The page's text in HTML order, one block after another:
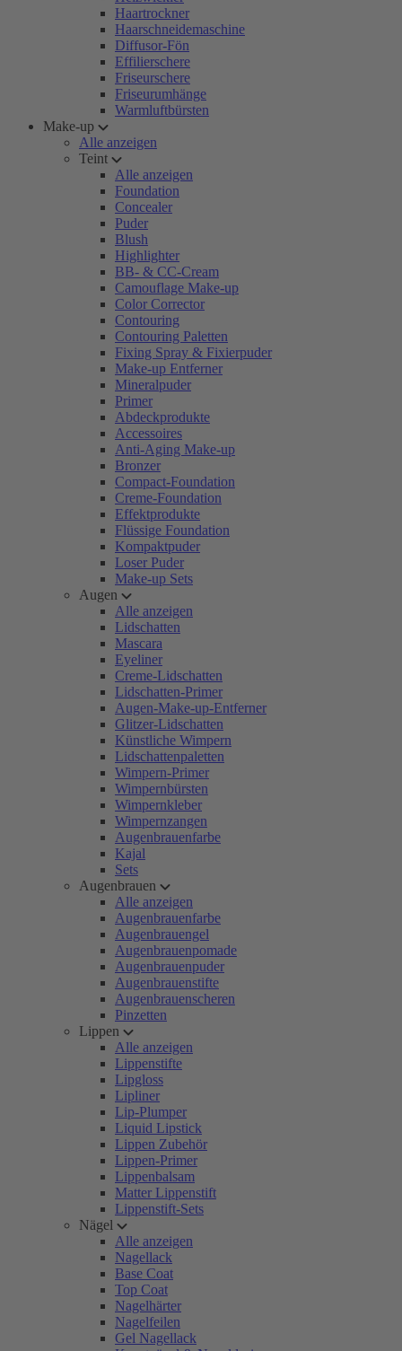
Haartrockner
Haarschneidemaschine
Diffusor-Fön
Effilierschere
Friseurschere
Friseurumhänge
Warmluftbürsten
Make-up
Alle anzeigen
Teint
Alle anzeigen
Foundation
Concealer
Puder
Blush
Highlighter
BB- & CC-Cream
Camouflage Make-up
Color Corrector
Contouring
Contouring Paletten
Fixing Spray & Fixierpuder
Make-up Entferner
Mineralpuder
Primer
Abdeckprodukte
Accessoires
Anti-Aging Make-up
Bronzer
Compact-Foundation
Creme-Foundation
Effektprodukte
Flüssige Foundation
Kompaktpuder
Loser Puder
Make-up Sets
Augen
Alle anzeigen
Lidschatten
Mascara
Eyeliner
Creme-Lidschatten
Lidschatten-Primer
Augen-Make-up-Entferner
Glitzer-Lidschatten
Künstliche Wimpern
Lidschattenpaletten
Wimpern-Primer
Wimpernbürsten
Wimpernkleber
Wimpernzangen
Augenbrauenfarbe
Kajal
Sets
Augenbrauen
Alle anzeigen
Augenbrauenfarbe
Augenbrauengel
Augenbrauenpomade
Augenbrauenpuder
Augenbrauenstifte
Augenbrauenscheren
Pinzetten
Lippen
Alle anzeigen
Lippenstifte
Lipgloss
Lipliner
Lip-Plumper
Liquid Lipstick
Lippen Zubehör
Lippen-Primer
Lippenbalsam
Matter Lippenstift
Lippenstift-Sets
Nägel
Alle anzeigen
Nagellack
Base Coat
Top Coat
Nagelhärter
Nagelfeilen
Gel Nagellack